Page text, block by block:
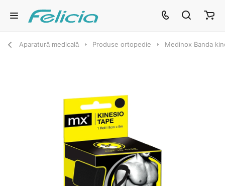
Aparatură medicală Produse ortopedie Medinox Banda